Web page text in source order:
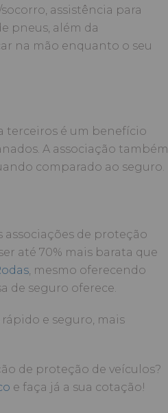
assistência para
pneus, além da
na mão enquanto o seu
terceiros é um benefício
A associação também
comparado ao seguro.
de proteção
até 70% mais barata que
, mesmo oferecendo
de seguro oferece.
e seguro, mais
de proteção de veículos?
e faça já a sua cotação!